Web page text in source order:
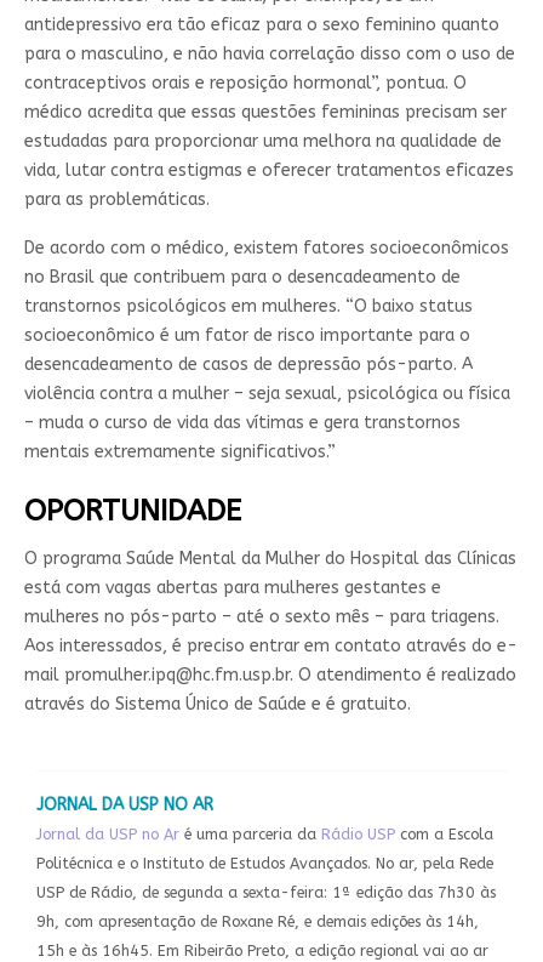
antidepressivo era tão eficaz para o sexo feminino quanto
para o masculino, e não havia correlação disso com o uso de
contraceptivos orais e reposição hormonal”, pontua. O
médico acredita que essas questões femininas precisam ser
estudadas para proporcionar uma melhora na qualidade de
vida, lutar contra estigmas e oferecer tratamentos eficazes
para as problemáticas.
De acordo com o médico, existem fatores socioeconômicos
no Brasil que contribuem para o desencadeamento de
transtornos psicológicos em mulheres. “O baixo status
socioeconômico é um fator de risco importante para o
desencadeamento de casos de depressão pós-parto. A
violência contra a mulher – seja sexual, psicológica ou física
– muda o curso de vida das vítimas e gera transtornos
mentais extremamente significativos.”
OPORTUNIDADE
O programa Saúde Mental da Mulher do Hospital das Clínicas
está com vagas abertas para mulheres gestantes e
mulheres no pós-parto – até o sexto mês – para triagens.
Aos interessados, é preciso entrar em contato através do e-
mail promulher.ipq@hc.fm.usp.br. O atendimento é realizado
através do Sistema Único de Saúde e é gratuito.
JORNAL DA USP NO AR
Jornal da USP no Aré uma parceria da Rádio USPcom a Escola
Politécnica e o Instituto de Estudos Avançados. No ar, pela Rede
USP de Rádio, de segunda a sexta-feira: 1ª edição das 7h30 às
9h, com apresentação de Roxane Ré, e demais edições às 14h,
15h e às 16h45. Em Ribeirão Preto, a edição regional vai ao ar